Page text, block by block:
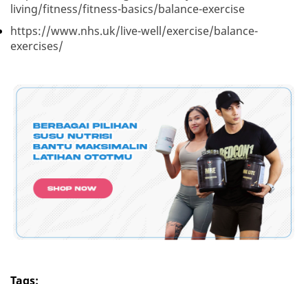
living/fitness/fitness-basics/balance-exercise
https://www.nhs.uk/live-well/exercise/balance-
exercises/
Tags: